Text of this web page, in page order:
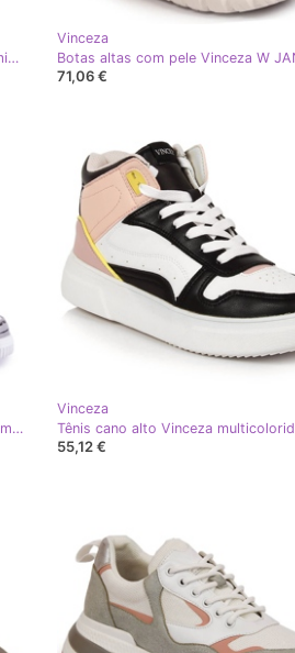
Vinceza Botas de neve confortáveis ​​femininas, marrom e preto Elodia multicolorido
Vinceza
71,06 €
Vinceza Tênis esportivo baixo feminino multicolorido Solveig
Vinceza
55,12 €